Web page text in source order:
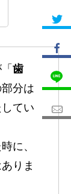
歯
分は
てい
に、
りま